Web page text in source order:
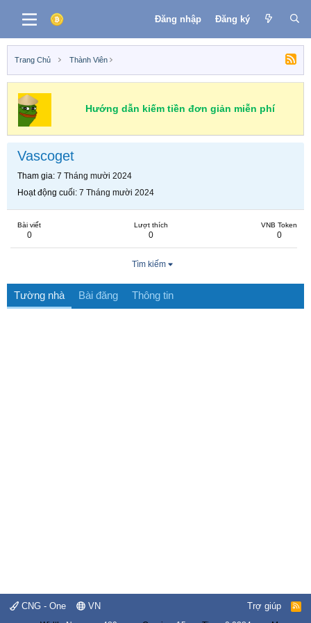
Đăng nhập Đăng ký
Trang Chủ Thành Viên
Hướng dẫn kiếm tiền đơn giản miễn phí
Vascoget
Tham gia 7 Tháng mười 2024
Hoạt động cuối 7 Tháng mười 2024
Bài viết
0
Lượt thích
0
VNB Token
0
Tìm kiếm
Tường nhà Bài đăng Thông tin
CNG - One VN Trợ giúp
R